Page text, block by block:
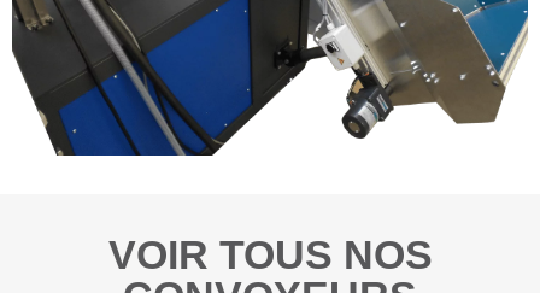
VOIR TOUS NOS